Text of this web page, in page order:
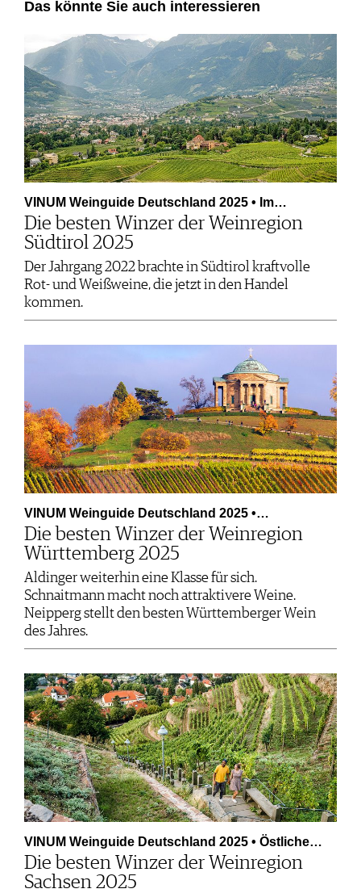
Das könnte Sie auch interessieren
VINUM Weinguide Deutschland 2025 • Im…
Die besten Winzer der Weinregion
Südtirol 2025
Der Jahrgang 2022 brachte in Südtirol kraftvolle
Rot- und Weißweine, die jetzt in den Handel
kommen.
VINUM Weinguide Deutschland 2025 •…
Die besten Winzer der Weinregion
Württemberg 2025
Aldinger weiterhin eine Klasse für sich.
Schnaitmann macht noch attraktivere Weine.
Neipperg stellt den besten Württemberger Wein
des Jahres.
VINUM Weinguide Deutschland 2025 • Östliche…
Die besten Winzer der Weinregion
Sachsen 2025